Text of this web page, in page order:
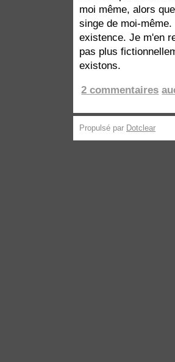
moi même, alors
singe de moi-
existence. Je m'en
pas plus
existons.
2 commentaires
Propulsé par Dotclear